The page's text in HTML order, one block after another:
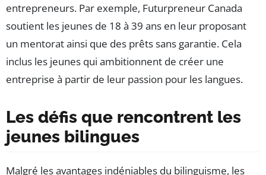
entrepreneurs. Par exemple, Futurpreneur Canada
soutient les jeunes de 18 à 39 ans en leur proposant
un mentorat ainsi que des prêts sans garantie. Cela
inclus les jeunes qui ambitionnent de créer une
entreprise à partir de leur passion pour les langues.
Les défis que rencontrent les
jeunes bilingues
Malgré les avantages indéniables du bilinguisme, les